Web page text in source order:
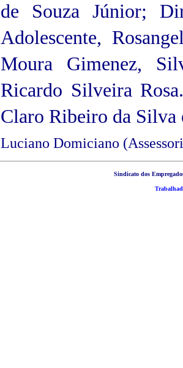
de Souza Júnior;
Adolescente,
Moura Gimenez,
Ricardo Silveira
Claro Ribeiro da Silva
Luciano Domiciano
Sindicato dos